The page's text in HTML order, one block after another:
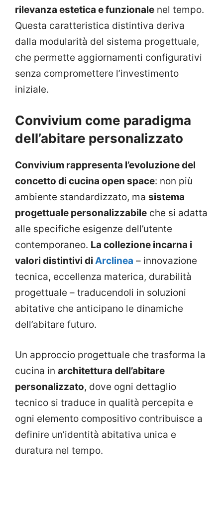
rilevanza estetica e funzionale nel tempo.
Questa caratteristica distintiva deriva
dalla modularità del sistema progettuale,
che permette aggiornamenti configurativi
senza compromettere l’investimento
iniziale.
Convivium come paradigma
dell’abitare personalizzato
Convivium rappresenta l’evoluzione del
concetto di cucina open space: non più
ambiente standardizzato, ma sistema
progettuale personalizzabile che si adatta
alle specifiche esigenze dell’utente
contemporaneo. La collezione incarna i
valori distintivi di Arclinea – innovazione
tecnica, eccellenza materica, durabilità
progettuale – traducendoli in soluzioni
abitative che anticipano le dinamiche
dell’abitare futuro.
Un approccio progettuale che trasforma la
cucina in architettura dell’abitare
personalizzato, dove ogni dettaglio
tecnico si traduce in qualità percepita e
ogni elemento compositivo contribuisce a
definire un’identità abitativa unica e
duratura nel tempo.